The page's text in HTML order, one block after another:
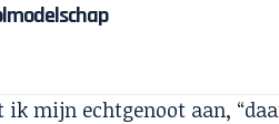
ik mijn echtgenoot aan,